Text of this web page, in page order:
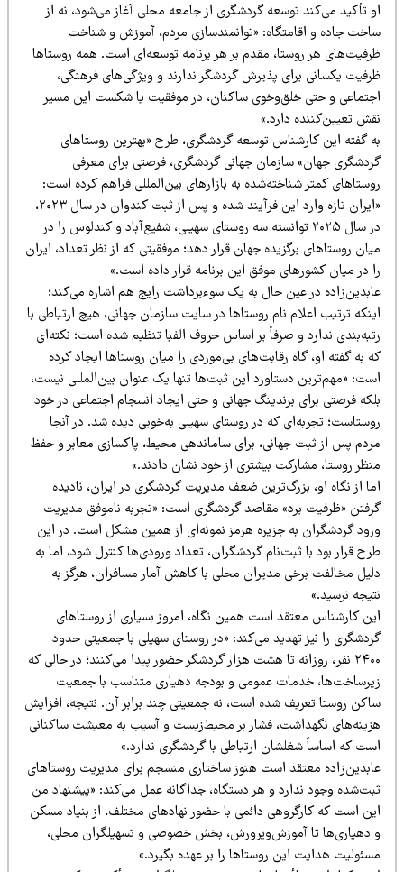
تأکید می‌کند توسعه گردشگری از جامعه محلی آغاز می‌شود، نه از
جاده و اقامتگاه: «توانمندسازی مردم، آموزش و شناخت
هر روستا، مقدم بر هر برنامه توسعه‌ای است. همه روستاها
یکسانی برای پذیرش گردشگر ندارند و ویژگی‌های فرهنگی،
و حتی خلق‌وخوی ساکنان، در موفقیت یا شکست این مسیر
تعیین‌کننده دارد.»
گفته این کارشناس توسعه گردشگری، طرح «بهترین روستاهای
جهان» سازمان جهانی گردشگری، فرصتی برای معرفی
کمتر شناخته‌شده به بازارهای بین‌المللی فراهم کرده است:
«ایران تازه وارد این فرآیند شده و پس از ثبت کندوان در سال ۲۰۲۳،
در سال ۲۰۲۵ توانسته سه روستای سهیلی، شفیع‌آباد و کندلوس را در
روستاهای برگزیده جهان قرار دهد؛ موفقیتی که از نظر تعداد، ایران
در میان کشورهای موفق این برنامه قرار داده است.»
در عین حال به یک سوءبرداشت رایج هم اشاره می‌کند؛
ترتیب اعلام نام روستاها در سایت سازمان جهانی، هیچ ارتباطی با
ندارد و صرفاً بر اساس حروف الفبا تنظیم شده است؛ نکته‌ای
به گفته او، گاه رقابت‌های بی‌موردی را میان روستاها ایجاد کرده
«مهم‌ترین دستاورد این ثبت‌ها تنها یک عنوان بین‌المللی نیست،
فرصتی برای برندینگ جهانی و حتی ایجاد انسجام اجتماعی در خود
تجربه‌ای که در روستای سهیلی به‌خوبی دیده شد. در آنجا
پس از ثبت جهانی، برای ساماندهی محیط، پاکسازی معابر و حفظ
روستا، مشارکت بیشتری از خود نشان دادند.»
از نگاه او، بزرگ‌ترین ضعف مدیریت گردشگری در ایران، نادیده
«ظرفیت برد» مقاصد گردشگری است: «تجربه ناموفق مدیریت
گردشگران به جزیره هرمز نمونه‌ای از همین مشکل است. در این
قرار بود با ثبت‌نام گردشگران، تعداد ورودی‌ها کنترل شود، اما به
مخالفت برخی مدیران محلی با کاهش آمار مسافران، هرگز به
نرسید.»
کارشناس معتقد است همین نگاه، امروز بسیاری از روستاهای
را نیز تهدید می‌کند: «در روستای سهیلی با جمعیتی حدود
۲۴۰۰ نفر، روزانه تا هشت هزار گردشگر حضور پیدا می‌کنند؛ در حالی که
خدمات عمومی و بودجه دهیاری متناسب با جمعیت
روستا تعریف شده است، نه جمعیتی چند برابر آن. نتیجه، افزایش
نگهداشت، فشار بر محیط‌زیست و آسیب به معیشت ساکنانی
که اساساً شغلشان ارتباطی با گردشگری ندارد.»
معتقد است هنوز ساختاری منسجم برای مدیریت روستاهای
وجود ندارد و هر دستگاه، جداگانه عمل می‌کند: «پیشنهاد من
است که کارگروهی دائمی با حضور نهادهای مختلف، از بنیاد مسکن
دهیاری‌ها تا آموزش‌وپرورش، بخش خصوصی و تسهیلگران محلی،
هدایت این روستاها را بر عهده بگیرد.»